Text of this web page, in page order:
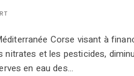
Corse visant à
et les pesticides,
en eau des…